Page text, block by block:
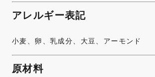
アレルギー表記
小麦、卵、乳成分、大豆、アーモンド
原材料